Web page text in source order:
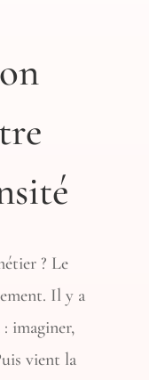
? Le
Il y a
imaginer,
vient la